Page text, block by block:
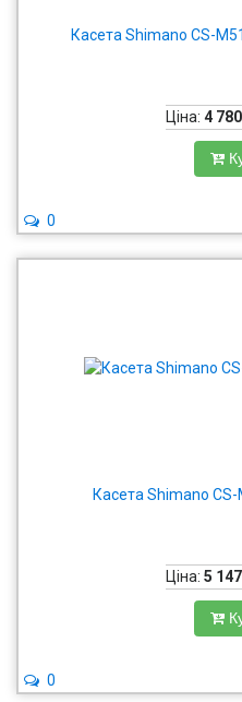
Касета Shimano CS-
Ціна: 4
0
Касета Shimano
Ціна: 5
0